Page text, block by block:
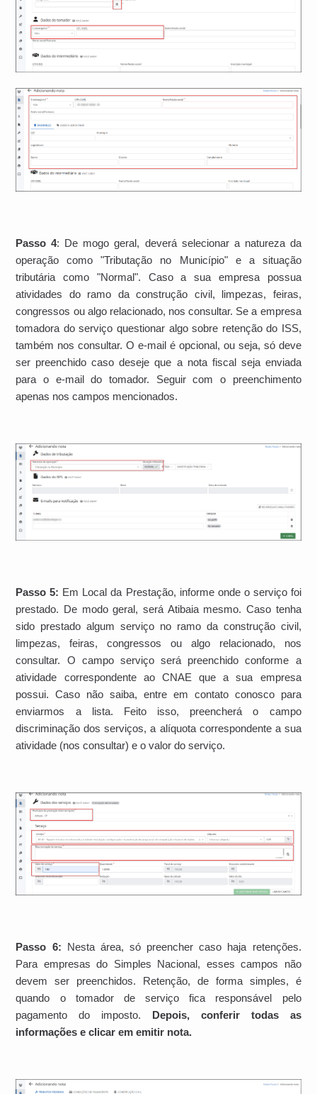
Passo 4: De mogo geral, deverá selecionar a natureza da
operação como "Tributação no Município" e a situação
tributária como "Normal". Caso a sua empresa possua
atividades do ramo da construção civil, limpezas, feiras,
congressos ou algo relacionado, nos consultar. Se a empresa
tomadora do serviço questionar algo sobre retenção do ISS,
também nos consultar. O e-mail é opcional, ou seja, só deve
ser preenchido caso deseje que a nota fiscal seja enviada
para o e-mail do tomador. Seguir com o preenchimento
apenas nos campos mencionados.
Passo 5: Em Local da Prestação, informe onde o serviço foi
prestado. De modo geral, será Atibaia mesmo. Caso tenha
sido prestado algum serviço no ramo da construção civil,
limpezas, feiras, congressos ou algo relacionado, nos
consultar. O campo serviço será preenchido conforme a
atividade correspondente ao CNAE que a sua empresa
possui. Caso não saiba, entre em contato conosco para
enviarmos a lista. Feito isso, preencherá o campo
discriminação dos serviços, a alíquota correspondente a sua
atividade (nos consultar) e o valor do serviço.
Passo 6: Nesta área, só preencher caso haja retenções.
Para empresas do Simples Nacional, esses campos não
devem ser preenchidos. Retenção, de forma simples, é
quando o tomador de serviço fica responsável pelo
pagamento do imposto. Depois, conferir todas as
informações e clicar em emitir nota.